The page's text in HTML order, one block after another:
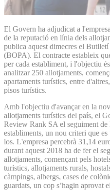
El Govern ha adjudicat a
de la reputació en línia dels
publica aquest dimecres el
(BOPA). El contracte estableix
per cada establiment, i l'objectiu
analitzar 250 allotjaments,
apartaments turístics, entre
pisos turístics.
Amb l'objectiu d'avançar en la
allotjaments turístics del país, el
Review Rank SA el seguiment
establiments, un nou criteri que
los. L'empresa percebrà 31,14
durant aquest 2018 ha de fer el
allotjaments, començant pels
turístics, allotjaments rurals,
càmpings, albergs, cases de
guardats, un cop s’hagin aprovat